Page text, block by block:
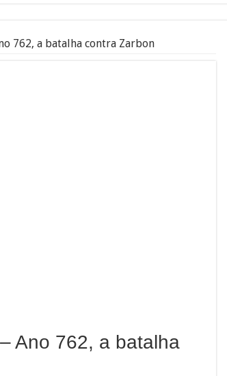
762, a batalha contra Zarbon
Ano 762, a batalha